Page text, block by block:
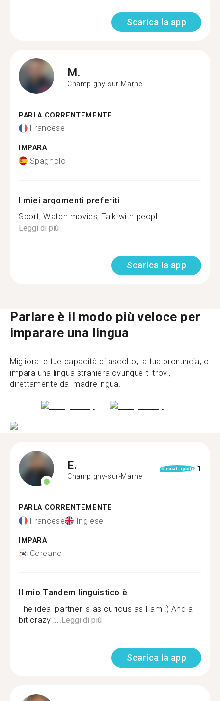
Scarica la app
M.
Champigny-sur-Marne
PARLA CORRENTEMENTE
Francese
IMPARA
Spagnolo
I miei argomenti preferiti
Sport, Watch movies, Talk with peopl...
Leggi di più
Scarica la app
Parlare è il modo più veloce per
imparare una lingua
Migliora le tue capacità di ascolto, la tua pronuncia, o
impara una lingua straniera ovunque ti trovi,
direttamente dai madrelingua.
E.
Champigny-sur-Marne
format_quote 1
PARLA CORRENTEMENTE
Francese Inglese
IMPARA
Coreano
Il mio Tandem linguistico è
The ideal partner is as curious as I am :) And a
bit crazy :...Leggi di più
Scarica la app